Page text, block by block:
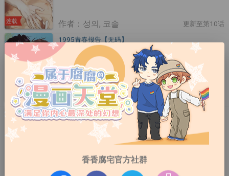
连载 作者：성의, 코솔 更新至第10话
连载
1995青春报告【无码】
1995 청춘 레포트 平台：bomtoon 1995年，韩国大学
的春天。 企管系字丑模范生都鎭宇和写得一手好字的体
育学院生李大韩在通识课偶然相遇， 原本因误会而争吵
不休，却在某一刻突然停顿—— 「李大韩刚刚⋯是一眼就
看懂我写的字了吗？」 都鎭宇拜託李大韩帮他代笔因为
字丑而被退货的报告， 而每次都被甩、恋爱以失败收场
的大韩则向企管系男神都鎭宇提出「恋爱课程」的交换条
「课程」，会将他们的关系推向何方？
作者：맹수 更新至第54话
亡种
망종(亡种) 平台:ridibooks
作者：HKMI,계자
香香腐宅官方社群